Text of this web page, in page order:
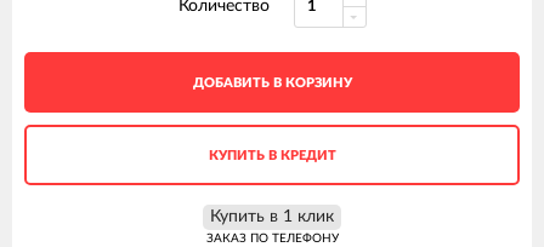
Количество
ДОБАВИТЬ В КОРЗИНУ
КУПИТЬ В КРЕДИТ
Купить в 1 клик
ЗАКАЗ ПО ТЕЛЕФОНУ